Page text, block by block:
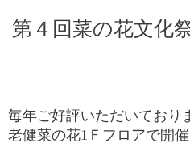
第４回菜の花文化
毎年ご好評いただいており
老健菜の花1Ｆフロアで開催